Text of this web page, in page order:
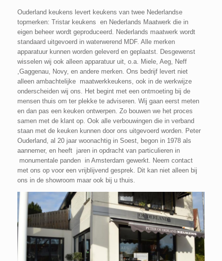
Ouderland keukens levert keukens van twee Nederlandse
topmerken: Tristar keukens en Nederlands Maatwerk die in
eigen beheer wordt geproduceerd. Nederlands maatwerk wordt
standaard uitgevoerd in waterwerend MDF. Alle merken
apparatuur kunnen worden geleverd en geplaatst. Desgewenst
wisselen wij ook alleen apparatuur uit, o.a. Miele, Aeg, Neff
,Gaggenau, Novy, en andere merken. Ons bedrijf levert niet
alleen ambachtelijke maatwerkkeukens, ook in de werkwijze
onderscheiden wij ons. Het begint met een ontmoeting bij de
mensen thuis om ter plekke te adviseren. Wij gaan eerst meten
en dan pas een keuken ontwerpen. Zo bouwen we het proces
samen met de klant op. Ook alle verbouwingen die in verband
staan met de keuken kunnen door ons uitgevoerd worden. Peter
Ouderland, al 20 jaar woonachtig in Soest, begon in 1978 als
aannemer, en heeft jaren in opdracht van particulieren in
monumentale panden in Amsterdam gewerkt. Neem contact
met ons op voor een vrijblijvend gesprek. Dit kan niet alleen bij
ons in de showroom maar ook bij u thuis.